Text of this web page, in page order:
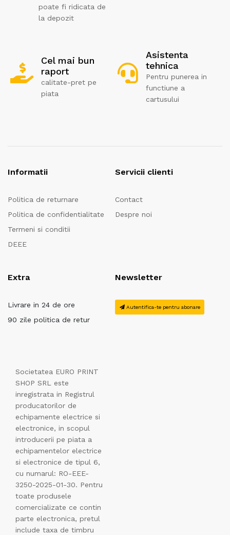
poate fi ridicata de
la depozit
Cel mai bun
raport
calitate-pret pe
piata
Asistenta
tehnica
Pentru punerea in
functiune a
cartusului
Informatii
Politica de returnare
Politica de confidentialitate
Termeni si conditii
DEEE
Servicii clienti
Contact
Despre noi
Extra
Livrare in 24 de ore
90 zile politica de retur
Newsletter
Autentifica-te pentru abonare
Societatea EURO PRINT
SHOP SRL este
inregistrata in Registrul
producatorilor de
echipamente electrice si
electronice, in scopul
introducerii pe piata a
echipamentelor electrice
si electronice de tipul 6,
cu numarul: RO-EEE-
3250-2025-01-30. Pentru
toate produsele
comercializate ce contin
parte electronica, pretul
include taxa de timbru